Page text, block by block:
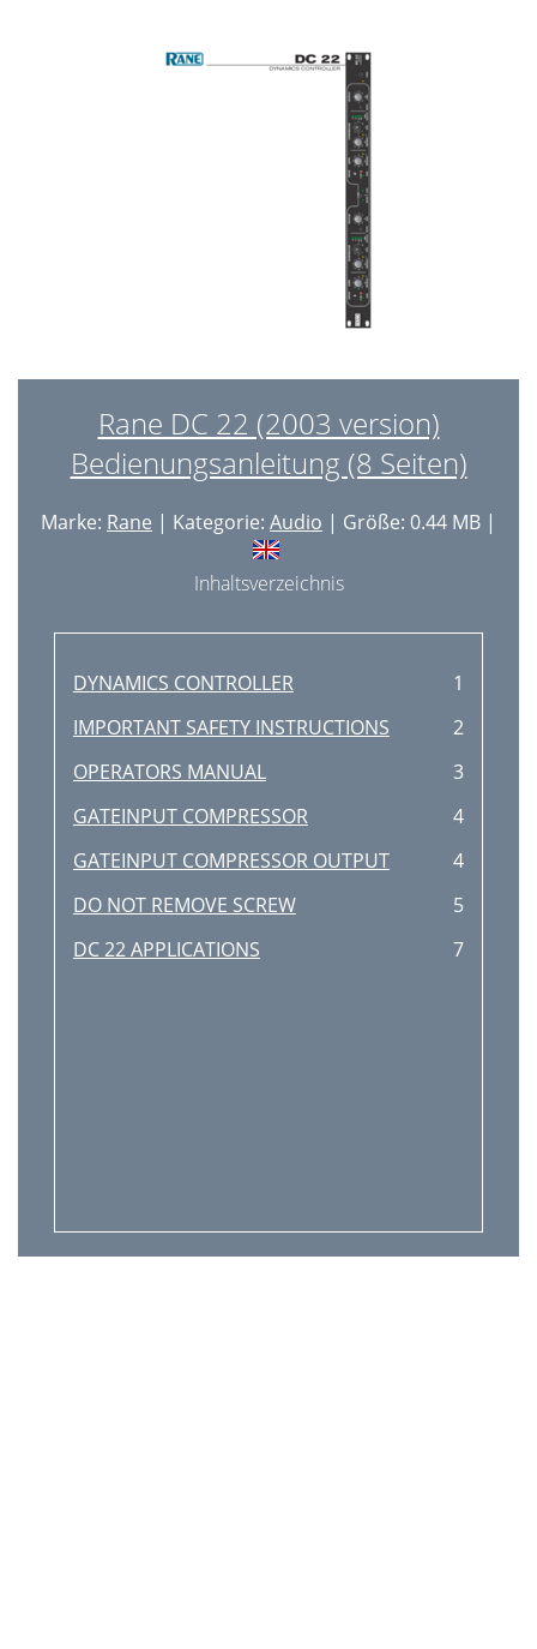
Rane DC 22 (2003 version)
Bedienungsanleitung (8 Seiten)
Marke: Rane | Kategorie: Audio | Größe: 0.44 MB |
Inhaltsverzeichnis
DYNAMICS CONTROLLER
1
IMPORTANT SAFETY INSTRUCTIONS
2
OPERATORS MANUAL
3
GATEINPUT COMPRESSOR
4
GATEINPUT COMPRESSOR OUTPUT
4
DO NOT REMOVE SCREW
5
DC 22 APPLICATIONS
7